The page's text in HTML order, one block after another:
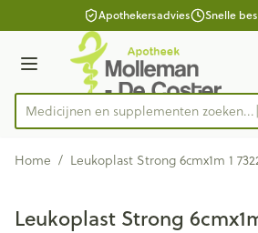
Ga naar de inhoudApothekersadvies Snelle
Menu
Product, merk, categorie...
Medicijnen en supplementen zoeken...
Home / Leukoplast Strong 6cmx1m 1
Leukoplast Strong